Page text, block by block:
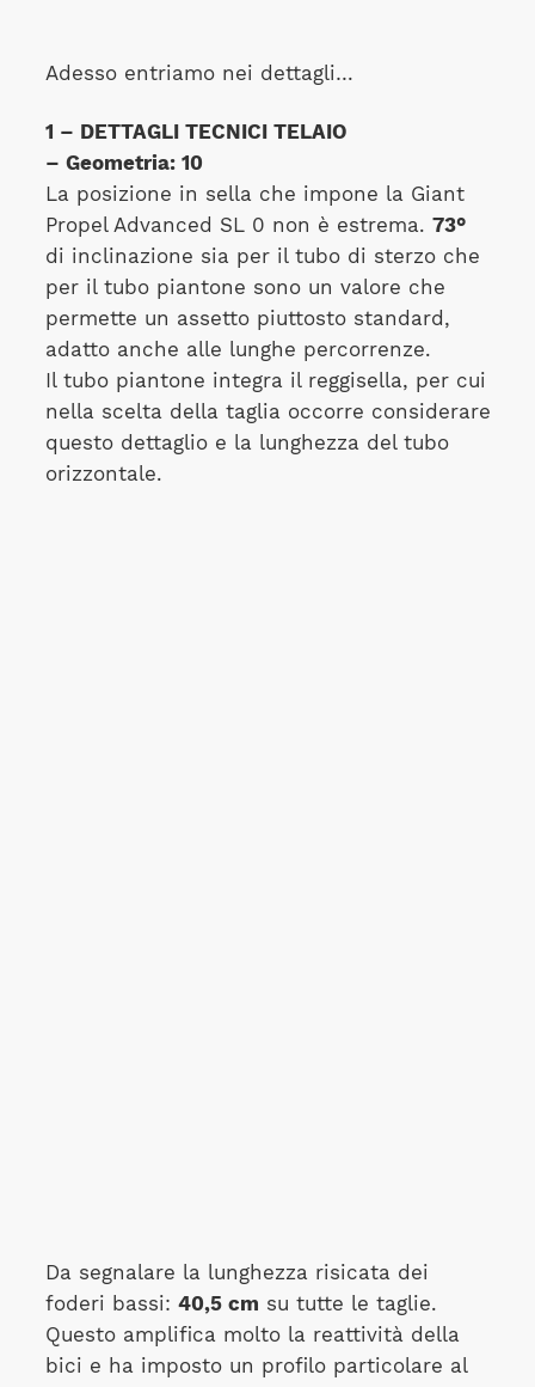
Adesso entriamo nei dettagli…
1 – DETTAGLI TECNICI TELAIO
– Geometria: 10
La posizione in sella che impone la Giant
Propel Advanced SL 0 non è estrema. 73°
di inclinazione sia per il tubo di sterzo che
per il tubo piantone sono un valore che
permette un assetto piuttosto standard,
adatto anche alle lunghe percorrenze.
Il tubo piantone integra il reggisella, per cui
nella scelta della taglia occorre considerare
questo dettaglio e la lunghezza del tubo
orizzontale.
Da segnalare la lunghezza risicata dei
foderi bassi: 40,5 cm su tutte le taglie.
Questo amplifica molto la reattività della
bici e ha imposto un profilo particolare al